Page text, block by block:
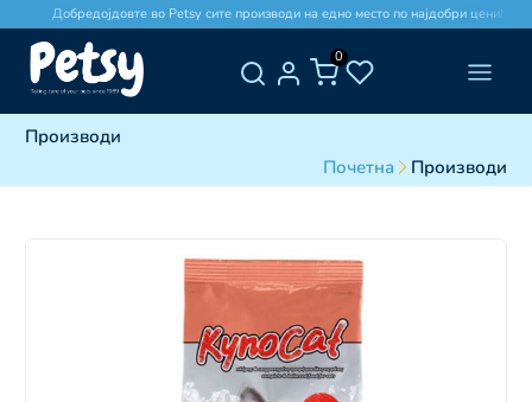
Добредојдовте во Petsy сите производи на едно место по најдобри цени!
0
Производи
Почетна
Производи